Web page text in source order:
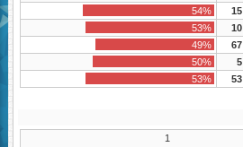
54%
15
53%
10
49%
67
50%
5
53%
53
1